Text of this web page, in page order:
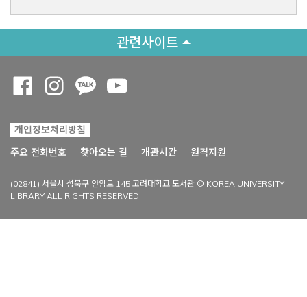
관련사이트
개인정보처리방침
주요 전화번호
찾아오는 길 개관시간 원격지원
(02841) 서울시 성북구 안암로 145 고려대학교 도서관 © KOREA UNIVERSITY
LIBRARY ALL RIGHTS RESERVED.
Opens a new window
Opens a new window
Opens a new window